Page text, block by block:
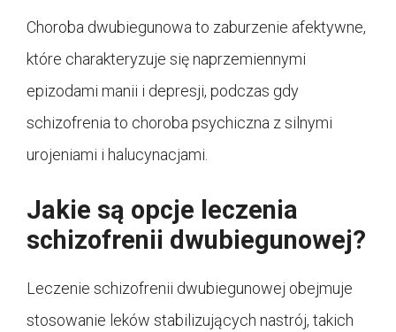
Choroba dwubiegunowa to zaburzenie afektywne,
które charakteryzuje się naprzemiennymi
epizodami manii i depresji, podczas gdy
schizofrenia to choroba psychiczna z silnymi
urojeniami i halucynacjami.
Jakie są opcje leczenia
schizofrenii dwubiegunowej?
Leczenie schizofrenii dwubiegunowej obejmuje
stosowanie leków stabilizujących nastrój, takich